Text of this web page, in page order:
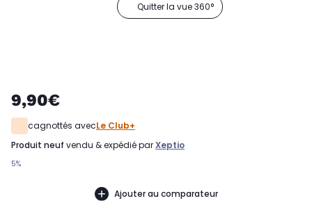
Quitter la vue 360°
9,90€
cagnottés avecLe Club+
produit neuf vendu & expédié parXeptio
5%
Ajouter au comparateur